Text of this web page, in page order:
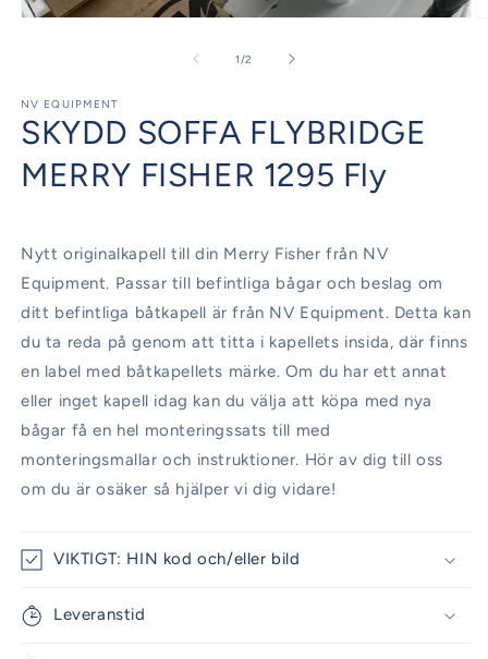
1/av
2
NV EQUIPMENT
SKYDD SOFFA FLYBRIDGE
MERRY FISHER 1295 Fly
Nytt originalkapell till din Merry Fisher från NV
Equipment. Passar till befintliga bågar och beslag om
ditt befintliga båtkapell är från NV Equipment. Detta kan
du ta reda på genom att titta i kapellets insida, där finns
en label med båtkapellets märke. Om du har ett annat
eller inget kapell idag kan du välja att köpa med nya
bågar få en hel monteringssats till med
monteringsmallar och instruktioner. Hör av dig till oss
om du är osäker så hjälper vi dig vidare!
VIKTIGT: HIN kod och/eller bild
Leveranstid